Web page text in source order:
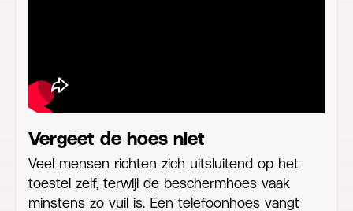
Vergeet de hoes niet
Veel mensen richten zich uitsluitend op het
toestel zelf, terwijl de beschermhoes vaak
minstens zo vuil is. Een telefoonhoes vangt